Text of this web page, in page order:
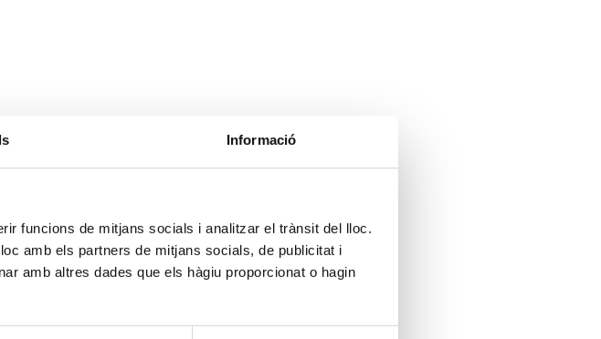
Informació
funcions de mitjans socials i analitzar el trànsit del lloc.
amb els partners de mitjans socials, de publicitat i
amb altres dades que els hàgiu proporcionat o hagin